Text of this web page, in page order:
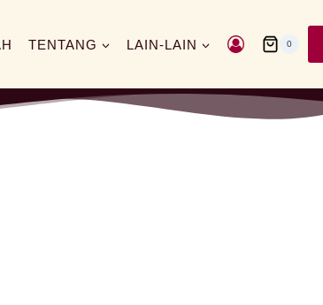
TENTANG LAIN-LAIN 0